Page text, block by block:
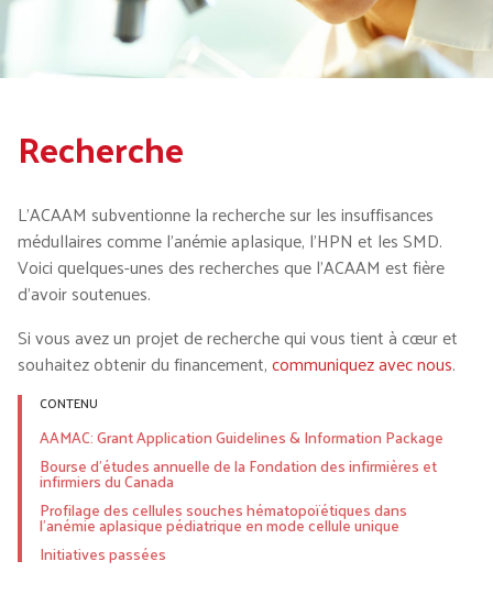
Recherche
L’ACAAM subventionne la recherche sur les insuffisances
médullaires comme l’anémie aplasique, l’HPN et les SMD.
Voici quelques-unes des recherches que l’ACAAM est fière
d’avoir soutenues.
Si vous avez un projet de recherche qui vous tient à cœur et
souhaitez obtenir du financement,communiquez avec nous.
CONTENU
AAMAC: Grant Application Guidelines & Information Package
Bourse d’études annuelle de la Fondation des infirmières et
infirmiers du Canada
Profilage des cellules souches hématopoïétiques dans
l'anémie aplasique pédiatrique en mode cellule unique
Initiatives passées